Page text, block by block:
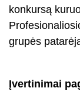
konkursą
grupės
Įvertinimai